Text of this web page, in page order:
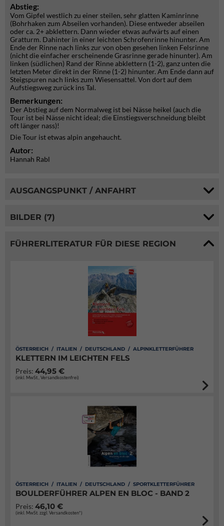
Abstieg:
Vom Gipfel westlich zu einer steilen, sehr glatten Kaminrinne
(Bohrhaken zum Abseilen vorhanden). Diese entweder abseilen
oder ca. 2+ abklettern. Dann wieder etwas aufwärts auf einen
Gratturm. Dahinter in einer leichten Schrofenrinne hinunter. Am
Ende der Rinne nach links zur von oben gesehen linken Felsrinne
(nicht die einfacher erscheinende Grasrinne gerade hinunter). Am
linken (südlichen) Rand der Rinne abklettern (1-2), ganz unten die
letzten Meter direkt in der Rinne (1-2) hinunter. Am Ende dann auf
Steigspuren nach links zum Wiesensattel. Von dort auf dem
Aufstiegsweg zurück ins Tal.
Bemerkungen:
Der Abstieg auf dem Normalweg ist bei Nässe heikel (auch die
Tour ist bei Nässe nicht ideal; die Einstiegsverschneidung bleibt
oft länger nass)!
Die Tour ist etwas alpin angehaucht.
Autor:
Hannah Rabl
AUSGANGSPUNKT / ANFAHRT
BILDER (7)
FÜHRERLITERATUR FÜR DIESE REGION
ÖSTERREICH / ITALIEN / DEUTSCHLAND / ALPINKLETTERFÜHRER
KLETTERN IM LEICHTEN FELS
Preis: 44,95 €
(inkl. MwSt., Versandkostenfrei)
ÖSTERREICH / ITALIEN / DEUTSCHLAND / SPORTKLETTERFÜHRER
BOULDERFÜHRER ALPEN EN BLOC - BAND 2
Preis: 46,10 €
(inkl. MwSt. zzgl. Versandkosten*)